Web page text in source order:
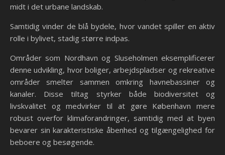
midt i det urbane landskab.
Samtidig vinder de blå bydele, hvor vandet spiller en aktiv
rolle i bylivet, stadig større indpas.
Områder som Nordhavn og Sluseholmen eksemplificerer
denne udvikling, hvor boliger, arbejdspladser og rekreative
områder smelter sammen omkring havnebassiner og
kanaler. Disse tiltag styrker både biodiversitet og
livskvalitet og medvirker til at gøre København mere
robust overfor klimaforandringer, samtidig med at byen
bevarer sin karakteristiske åbenhed og tilgængelighed for
beboere og besøgende.